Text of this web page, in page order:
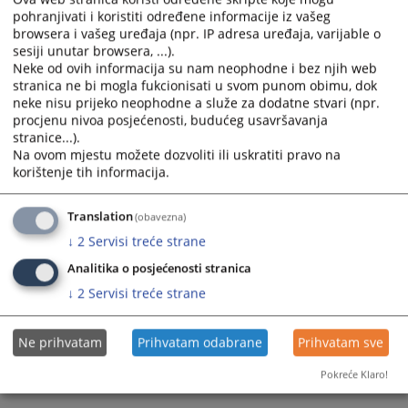
Prateći dokumenti
Smjernice Kantonalnog suda u Livnu i Općinskog suda
u Livnu za postupanje u parničnom postupku
307PREGLEDA
pohranjivati i koristiti određene informacije iz vašeg
browsera i vašeg uređaja (npr. IP adresa uređaja, varijable o
sesiji unutar browsera, ...).
Neke od ovih informacija su nam neophodne i bez njih web
stranica ne bi mogla fukcionisati u svom punom obimu, dok
neke nisu prijeko neophodne a služe za dodatne stvari (npr.
procjenu nivoa posjećenosti, budućeg usavršavanja
stranice...).
Na ovom mjestu možete dozvoliti ili uskratiti pravo na
korištenje tih informacija.
Translation(obavezna)
↓ 2 Servisi treće strane
Analitika o posjećenosti stranica
↓ 2 Servisi treće strane
Ne prihvatam Prihvatam odabrane Prihvatam sve
Pokreće Klaro!